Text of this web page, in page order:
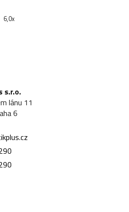
6,0x
s.r.o.
lánu 11
6